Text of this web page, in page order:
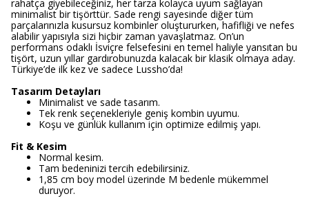
rahatça giyebileceğiniz, her tarza kolayca uyum sağlayan
minimalist bir tişörttür. Sade rengi sayesinde diğer tüm
parçalarınızla kusursuz kombinler oluştururken, hafifliği ve nefes
alabilir yapısıyla sizi hiçbir zaman yavaşlatmaz. On’un
performans odaklı İsviçre felsefesini en temel haliyle yansıtan bu
tişört, uzun yıllar gardırobunuzda kalacak bir klasik olmaya aday.
Türkiye’de ilk kez ve sadece Lussho’da!
Tasarım Detayları
Minimalist ve sade tasarım.
Tek renk seçenekleriyle geniş kombin uyumu.
Koşu ve günlük kullanım için optimize edilmiş yapı.
Fit & Kesim
Normal kesim.
Tam bedeninizi tercih edebilirsiniz.
1,85 cm boy model üzerinde M bedenle mükemmel
duruyor.